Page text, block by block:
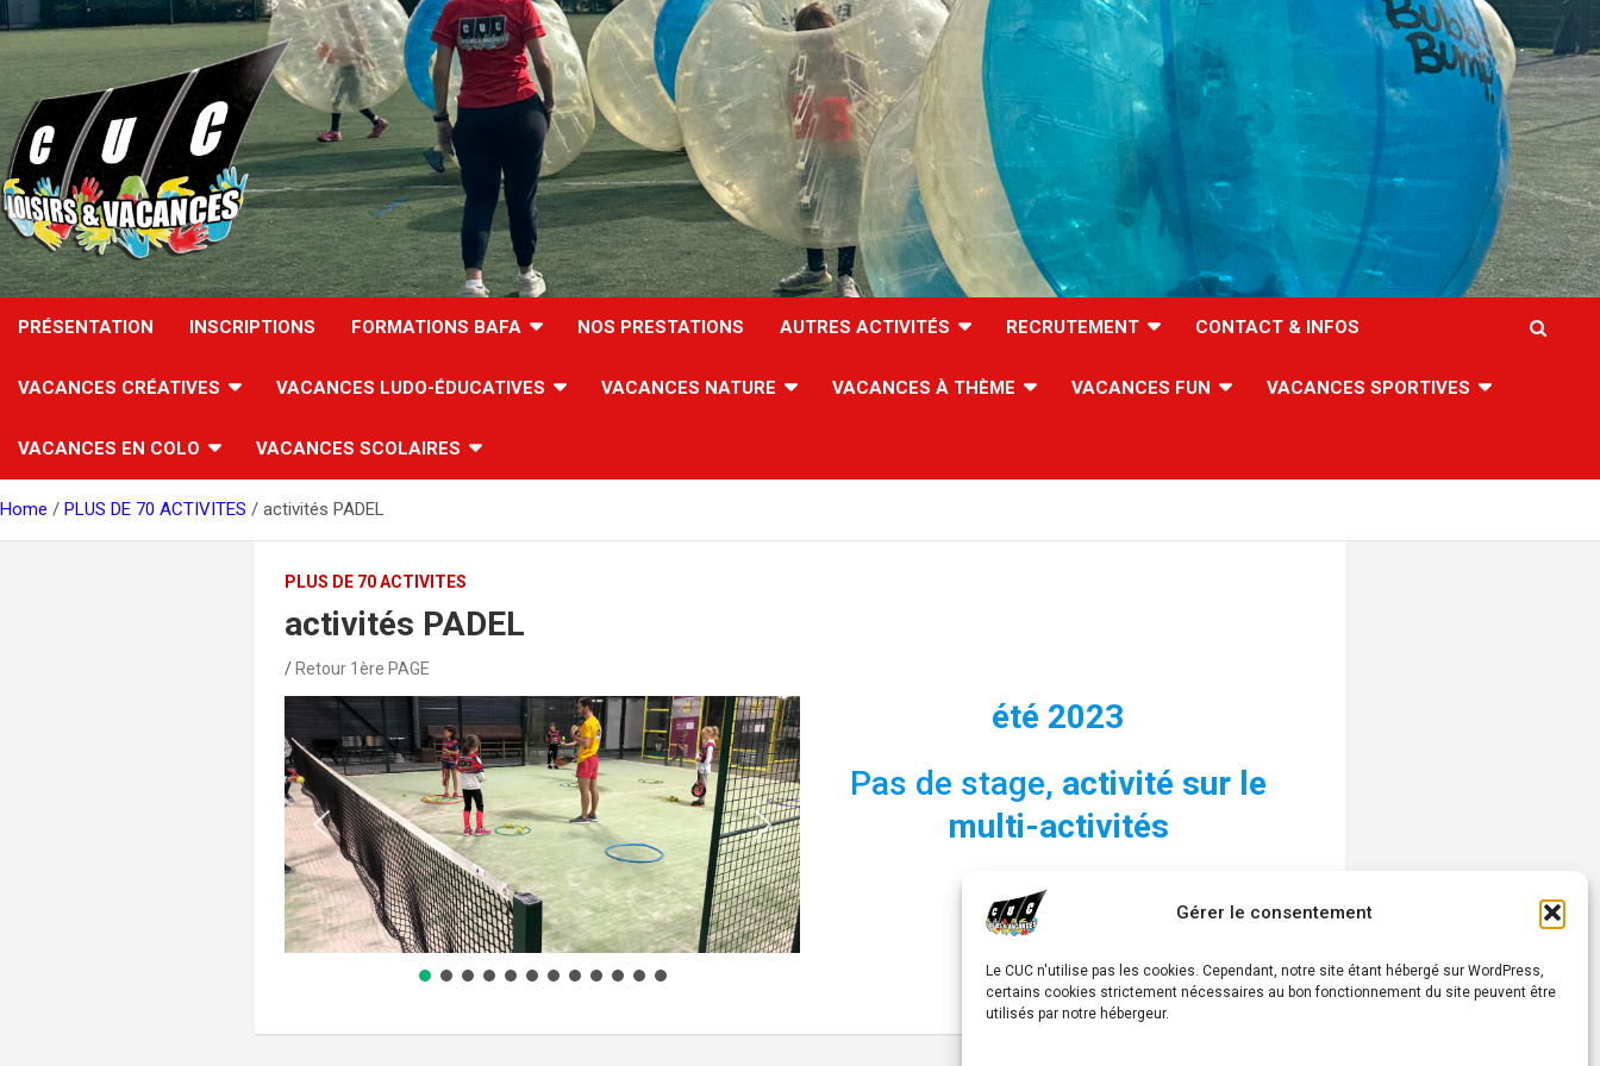
Gérer le consentement
Le CUC n'utilise pas les cookies. Cependant, notre site étant hébergé sur WordPress,
certains cookies strictement nécessaires au bon fonctionnement du site peuvent être
utilisés par notre hébergeur.
Skip
to
content
PRÉSENTATION INSCRIPTIONS FORMATIONS BAFA NOS PRESTATIONS AUTRES ACTIVITÉS RECRUTEMENT CONTACT & INFOS
VACANCES CRÉATIVES VACANCES LUDO-ÉDUCATIVES VACANCES NATURE VACANCES À THÈME VACANCES FUN VACANCES SPORTIVES
VACANCES EN COLO VACANCES SCOLAIRES
Home PLUS DE 70 ACTIVITES activités PADEL
PLUS DE 70 ACTIVITES
activités PADEL
Retour 1ère PAGE
été 2023
Pas de stage, activité sur le
multi-activités